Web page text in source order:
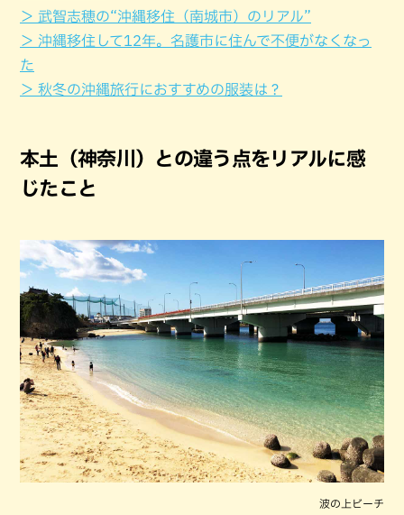
＞ 武智志穂の“沖縄移住（南城市）のリアル”
＞ 沖縄移住して12年。名護市に住んで不便がなくなっ
た
＞ 秋冬の沖縄旅行におすすめの服装は？
本土（神奈川）との違う点をリアルに感
じたこと
波の上ビーチ